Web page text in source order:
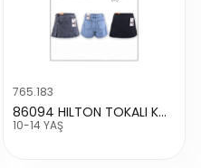
765.183
86094 HILTON TOKALI KOT ŞORT
10-14 YAŞ